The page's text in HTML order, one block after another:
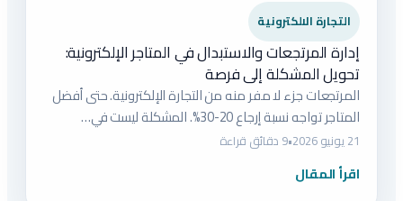
التجارة الالكترونية
إدارة المرتجعات والاستبدال في المتاجر الإلكترونية:
تحويل المشكلة إلى فرصة
المرتجعات جزء لا مفر منه من التجارة الإلكترونية. حتى أفضل
المتاجر تواجه نسبة إرجاع 20-30%. المشكلة ليست في…
21 يونيو 2026 •9 دقائق قراءة
اقرأ المقال